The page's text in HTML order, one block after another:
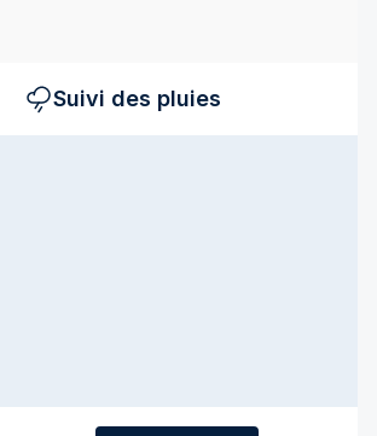
Suivi des pluies